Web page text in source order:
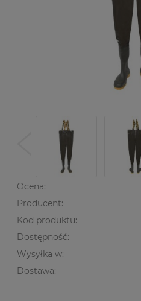
Ocena:
Producent:
Kod produktu:
Dostępność:
Wysyłka w:
Dostawa:
Cena nie zawiera